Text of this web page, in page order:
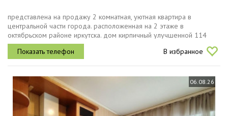
представлена на продажу 2 комнатная, уютная квартира в
центральной части города. расположенная на 2 этаже в
октябрьском районе иркутска. дом кирпичный улучшенной 114
серии, построен в 2000 году и сочетает в себе удобства
расположения и комфорта...
В избранное
06.08.26